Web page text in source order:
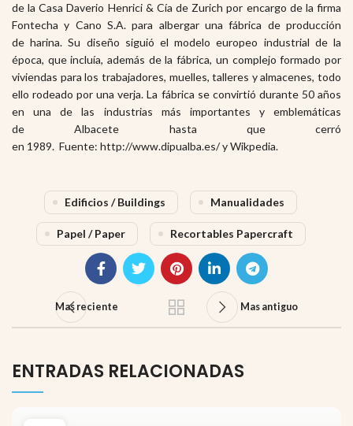
de la Casa Daverio Henrici & Cía de Zurich por encargo de la firma
Fontecha y Cano S.A. para albergar una fábrica de producción
de harina. Su diseño siguió el modelo europeo industrial de la
época, que incluía, además de la fábrica, un complejo formado por
viviendas para los trabajadores, muelles, talleres y almacenes, todo
ello rodeado por una verja. La fábrica se convirtió durante 50 años
en una de las industrias más importantes y emblemáticas
de Albacete hasta que cerró
en 1989. Fuente: http://www.dipualba.es/ y Wikpedia.
Edificios / Buildings Manualidades
Papel / Paper Recortables Papercraft
Mas reciente Mas antiguo
ENTRADAS RELACIONADAS